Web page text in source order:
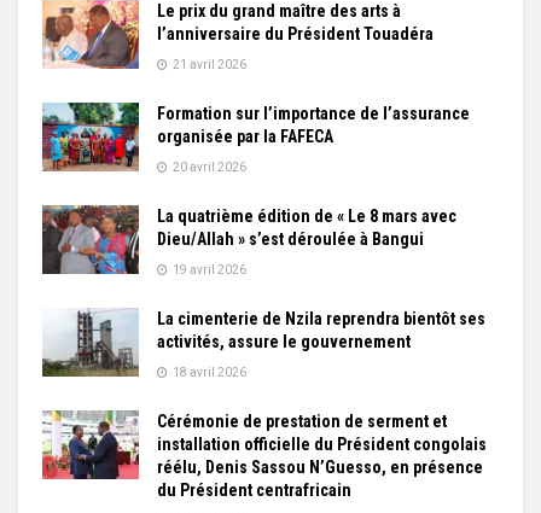
Le prix du grand maître des arts à
l’anniversaire du Président Touadéra
21 avril 2026
Formation sur l’importance de l’assurance
organisée par la FAFECA
20 avril 2026
La quatrième édition de « Le 8 mars avec
Dieu/Allah » s’est déroulée à Bangui
19 avril 2026
La cimenterie de Nzila reprendra bientôt ses
activités, assure le gouvernement
18 avril 2026
Cérémonie de prestation de serment et
installation officielle du Président congolais
réélu, Denis Sassou N’Guesso, en présence
du Président centrafricain